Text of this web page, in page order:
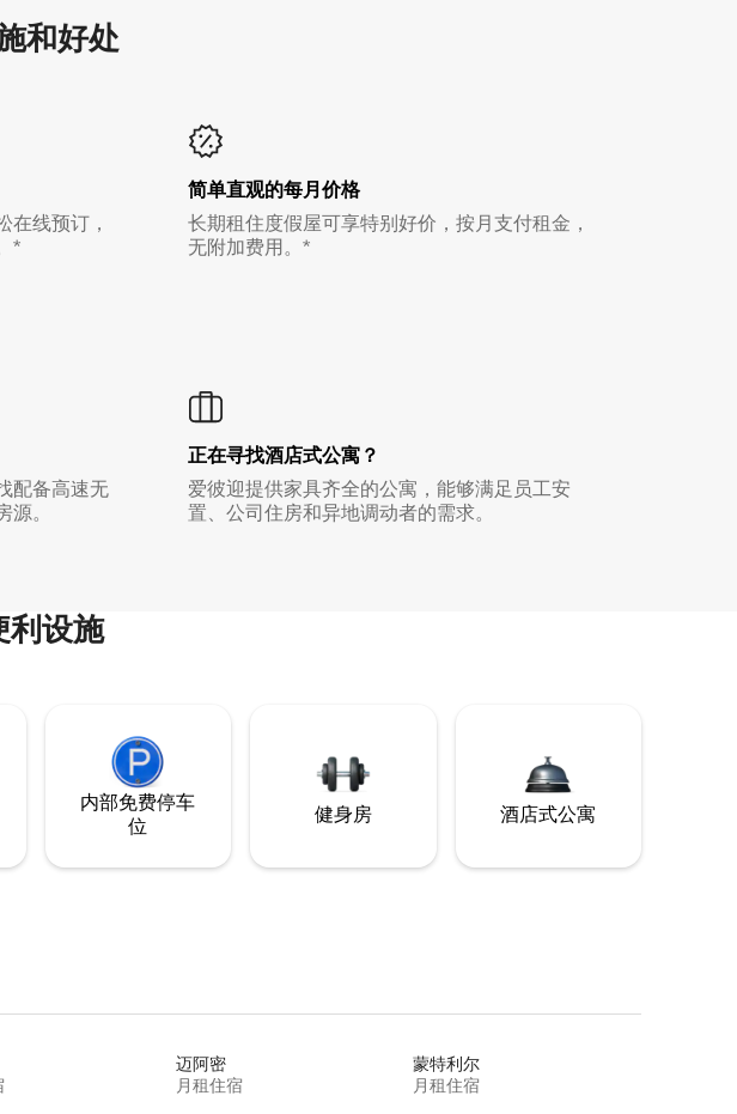
和好处
在线预订，
*
简单直观的每月价格
长期租住度假屋可享特别好价，按月支付租金，
无附加费用。*
配备高速无
。
正在寻找酒店式公寓？
爱彼迎提供家具齐全的公寓，能够满足员工安
置、公司住房和异地调动者的需求。
利设施
内部免费停车
位
健身房 酒店式公寓
迈阿密
月租住宿
蒙特利尔
月租住宿